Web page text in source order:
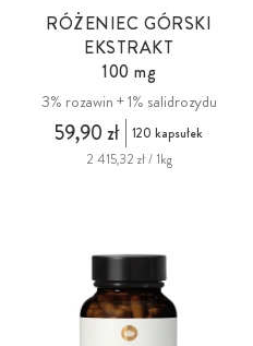
RÓŻENIEC GÓRSKI
EKSTRAKT
100 mg
3% rozawin + 1% salidrozydu
59,90 zł
120 kapsułek
2 415,32 zł / 1kg